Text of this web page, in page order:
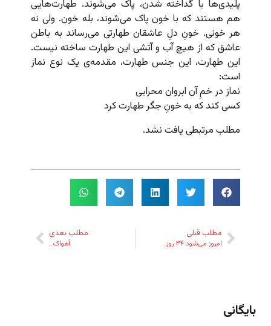
پلیدی‌ها با گداخته شدن، پاک می‌شوند. طهارت‌هایی
هم هستند که با خون پاک می‌شوند، بله خون. ولی نه
هر خونی. خونِ دلِ عاشقان طهارتی می‌رساند به باطن
عاشق که از هیچ آب و آتشی این طهارت ساخته نیست.
این طهارت، این جنس طهارت، مقدمه‌ی یک نوع نماز
است:
نماز در خمِ آن ابروان محرابی
کسی کند که به خونِ جگر طهارت کرد
مطلب مرتبطی یافت نشد.
مطلب قبلی
امروز می‌شود ۳۴ روز…
مطلب بعدی
أهواک…
بایگانی